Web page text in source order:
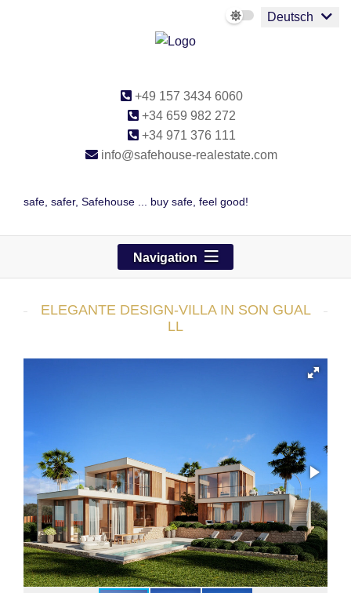
Deutsch
+49 157 3434 6060
+34 659 982 272
+34 971 376 111
info@safehouse-realestate.com
safe, safer, Safehouse ... buy safe, feel good!
Navigation
ELEGANTE DESIGN-VILLA IN SON GUAL
LL